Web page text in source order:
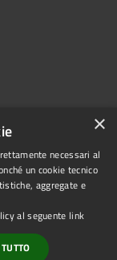
© 2026 • Comune di
• Powered by
•Accesso
redazione
×
necessari al
un cookie tecnico
aggregate e
al seguente link